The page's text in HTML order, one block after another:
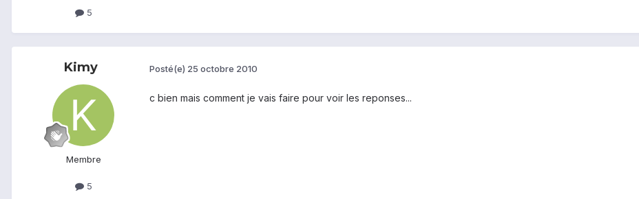
5
Kimy
Membre
5
Posté(e) 25 octobre 2010
c bien mais comment je vais faire pour voir les reponses...